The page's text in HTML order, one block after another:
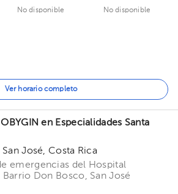
No disponible
No disponible
Ver horario completo
en Especialidades Santa
José, Costa Rica
emergencias del Hospital
Don Bosco, San José